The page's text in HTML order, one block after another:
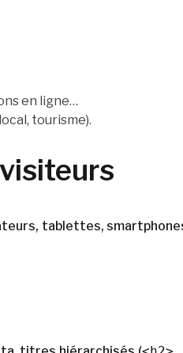
en ligne…
tourisme).
tablettes,